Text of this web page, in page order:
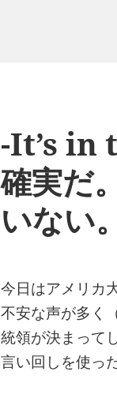
-It’s in
確実だ
いない
今日はアメリカ
不安な声が多く
統領が決まって
言い回しを使った